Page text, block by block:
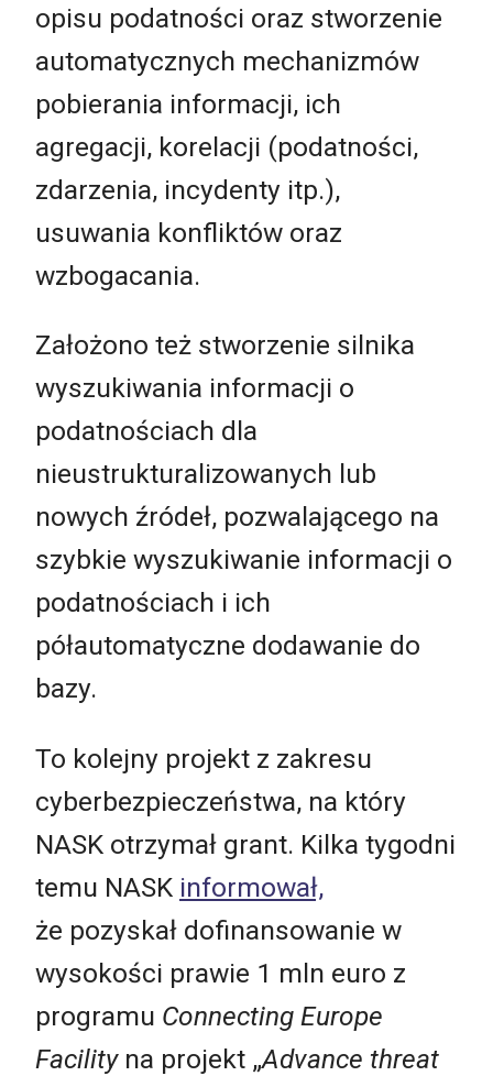
opisu podatności oraz stworzenie
automatycznych mechanizmów
pobierania informacji, ich
agregacji, korelacji (podatności,
zdarzenia, incydenty itp.),
usuwania konfliktów oraz
wzbogacania.
Założono też stworzenie silnika
wyszukiwania informacji o
podatnościach dla
nieustrukturalizowanych lub
nowych źródeł, pozwalającego na
szybkie wyszukiwanie informacji o
podatnościach i ich
półautomatyczne dodawanie do
bazy.
To kolejny projekt z zakresu
cyberbezpieczeństwa, na który
NASK otrzymał grant. Kilka tygodni
temu NASK informował,
że pozyskał dofinansowanie w
wysokości prawie 1 mln euro z
programu Connecting Europe
Facilityna projekt „Advance threat